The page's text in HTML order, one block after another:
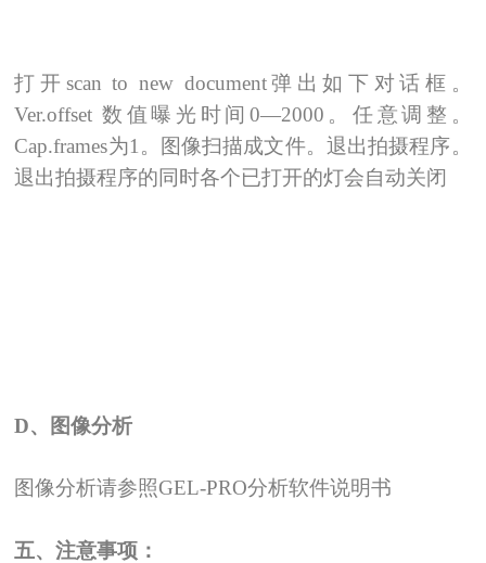
打开scan to new document弹出如下对话框。
Ver.offset 数值曝光时间0—2000。任意调整。
Cap.frames为1。图像扫描成文件。退出拍摄程序。
退出拍摄程序的同时各个已打开的灯会自动关闭
D、 图像分析
图像分析请参照GEL-PRO分析软件说明书
五、注意事项：